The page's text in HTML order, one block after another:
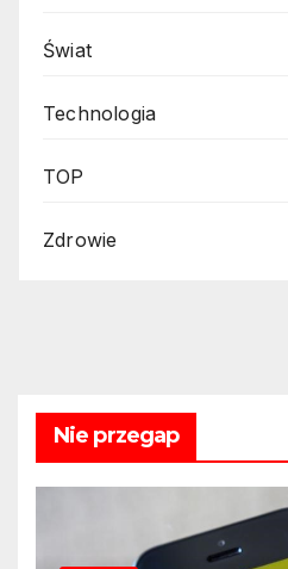
Świat
Technologia
TOP
Zdrowie
Nie przegap